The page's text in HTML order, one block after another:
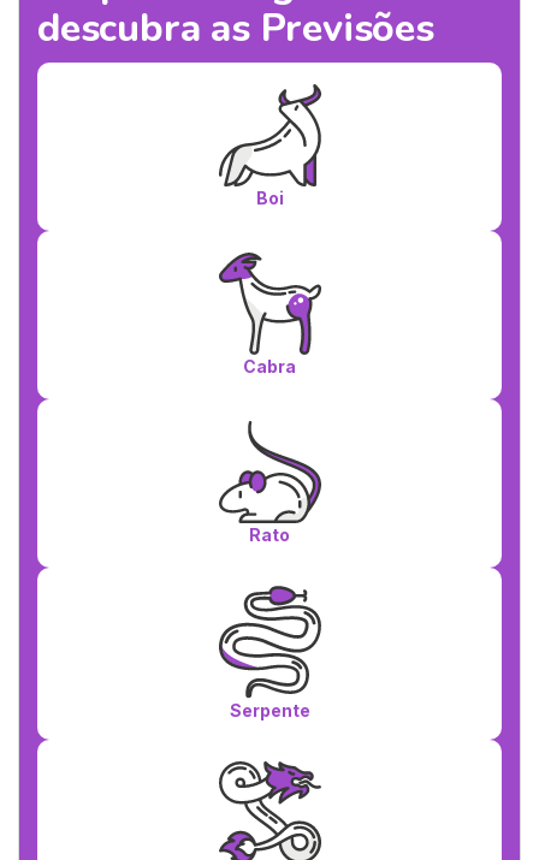
descubra as Previsões
Boi
Cabra
Rato
Serpente